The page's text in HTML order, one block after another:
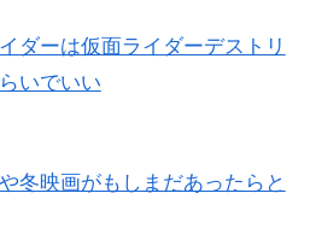
ダーは仮面ライダーデストリ
いでいい
冬映画がもしまだあったらと